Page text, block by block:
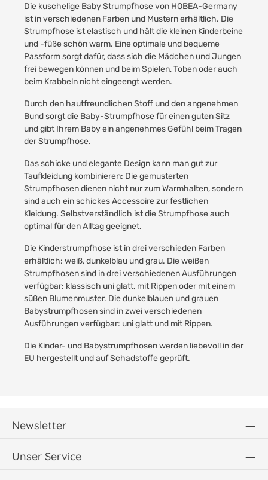
Die kuschelige Baby Strumpfhose von HOBEA-Germany
ist in verschiedenen Farben und Mustern erhältlich. Die
Strumpfhose ist elastisch und hält die kleinen Kinderbeine
und -füße schön warm. Eine optimale und bequeme
Passform sorgt dafür, dass sich die Mädchen und Jungen
frei bewegen können und beim Spielen, Toben oder auch
beim Krabbeln nicht eingeengt werden.
Durch den hautfreundlichen Stoff und den angenehmen
Bund sorgt die Baby-Strumpfhose für einen guten Sitz
und gibt Ihrem Baby ein angenehmes Gefühl beim Tragen
der Strumpfhose.
Das schicke und elegante Design kann man gut zur
Taufkleidung kombinieren: Die gemusterten
Strumpfhosen dienen nicht nur zum Warmhalten, sondern
sind auch ein schickes Accessoire zur festlichen
Kleidung. Selbstverständlich ist die Strumpfhose auch
optimal für den Alltag geeignet.
Die Kinderstrumpfhose ist in drei verschieden Farben
erhältlich: weiß, dunkelblau und grau. Die weißen
Strumpfhosen sind in drei verschiedenen Ausführungen
verfügbar: klassisch uni glatt, mit Rippen oder mit einem
süßen Blumenmuster. Die dunkelblauen und grauen
Babystrumpfhosen sind in zwei verschiedenen
Ausführungen verfügbar: uni glatt und mit Rippen.
Die Kinder- und Babystrumpfhosen werden liebevoll in der
EU hergestellt und auf Schadstoffe geprüft.
Newsletter
Unser Service